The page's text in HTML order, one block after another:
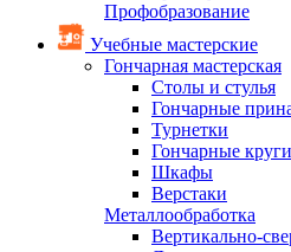
Профобразование
Учебные мастерские
Гончарная мастерская
Столы и стулья
Гончарные
Турнетки
Гончарные круги
Шкафы
Верстаки
Металлообработка
Вертикально-